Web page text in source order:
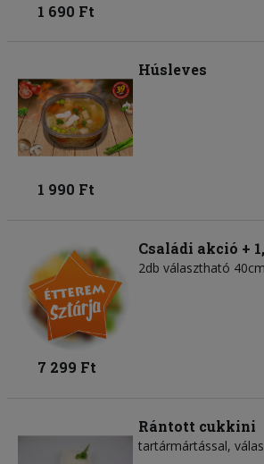
1 690 Ft
Húsleves
1 990 Ft
Családi akció +
2db választható
7 299 Ft
Rántott cukkini
tartármártással,